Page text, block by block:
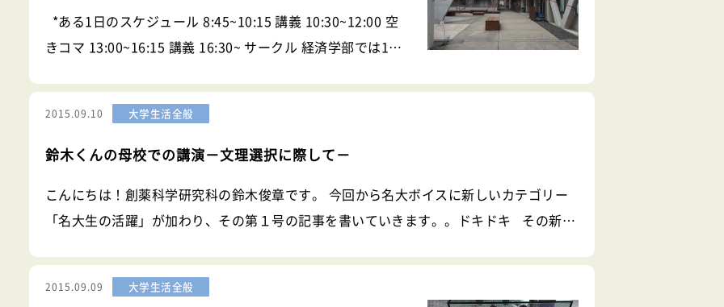
*ある1日のスケジュール 8:45~10:15 講義 10:30~12:00 空
きコマ 13:00~16:15 講義 16:30~ サークル 経済学部では1年
業簿記と商業簿
2015.09.10 大学生活全般
鈴木くんの母校での講演－文理選択に際して－
こんにちは！創薬科学研究科の鈴木俊章です。 今回から名大ボイスに新しいカテゴリー
「名大生の活躍」が加わり、その第１号の記事を書いていきます。。ドキドキ その新カ
2015.09.09 大学生活全般